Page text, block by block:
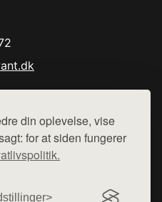
din oplevelse, vise
for at siden fungerer
- vi henviser til de shops,